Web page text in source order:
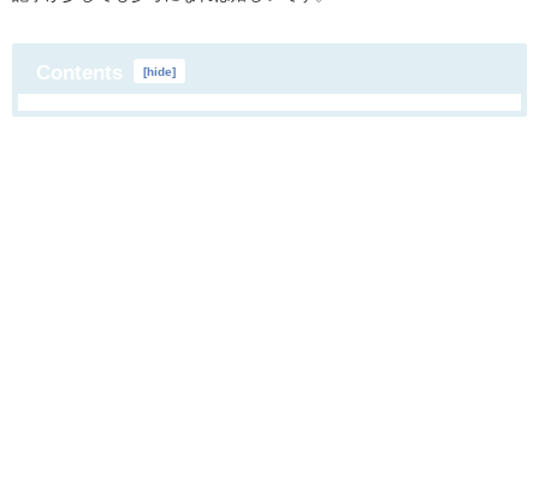
Contents [hide]